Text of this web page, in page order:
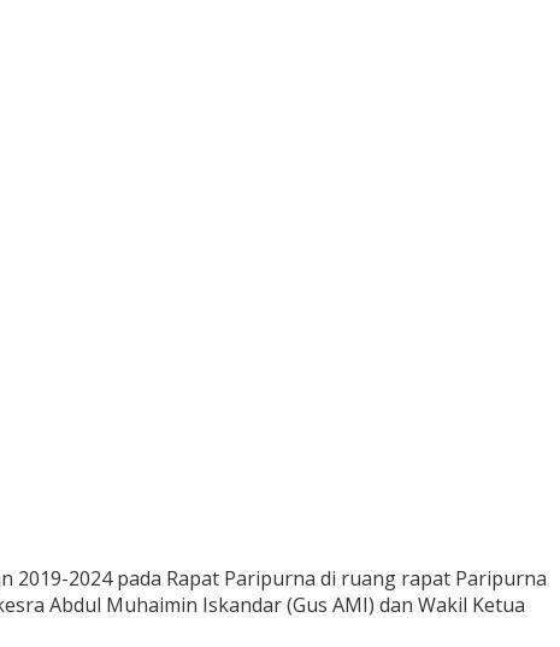
2019-2024 pada Rapat Paripurna di ruang rapat Paripurna
Abdul Muhaimin Iskandar (Gus AMI) dan Wakil Ketua